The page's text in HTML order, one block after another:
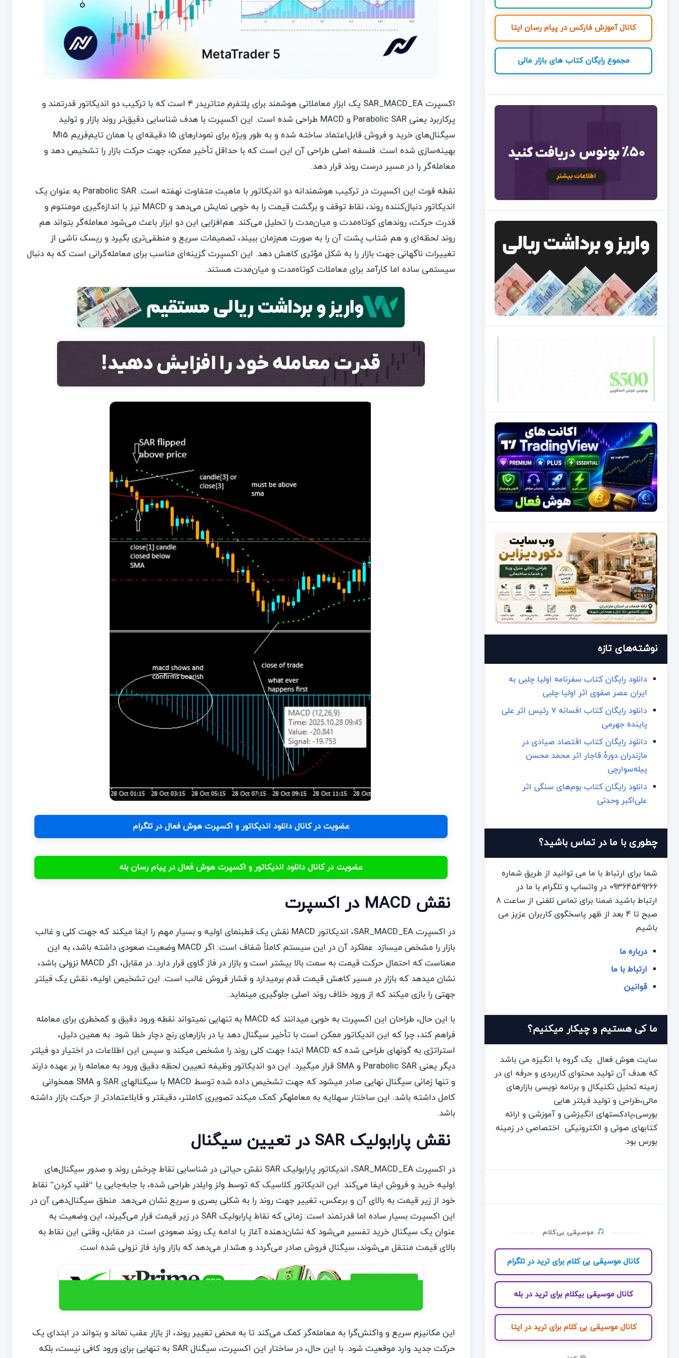
اکسپرت SAR_MACD_EA یک ابزار معاملاتی هوشمند برای پلتفرم متاتریدر ۴ است که با ترکیب دو اندیکاتور قدرتمند و
پرکاربرد یعنی Parabolic SAR و MACD طراحی شده است. این اکسپرت با هدف شناسایی دقیق‌تر روند بازار و تولید
سیگنال‌های خرید و فروش قابل‌اعتماد ساخته شده و به طور ویژه برای نمودارهای ۱۵ دقیقه‌ای یا همان تایم‌فریم M15
بهینه‌سازی شده است. فلسفه اصلی طراحی آن این است که با حداقل تأخیر ممکن، جهت حرکت بازار را تشخیص دهد و
معامله‌گر را در مسیر درست روند قرار دهد.
نقطه قوت این اکسپرت در ترکیب هوشمندانه دو اندیکاتور با ماهیت متفاوت نهفته است. Parabolic SAR به عنوان یک
اندیکاتور دنبال‌کننده روند، نقاط توقف و برگشت قیمت را به خوبی نمایش می‌دهد و MACD نیز با اندازه‌گیری مومنتوم و
قدرت حرکت، روندهای کوتاه‌مدت و میان‌مدت را تحلیل می‌کند. هم‌افزایی این دو ابزار باعث می‌شود معامله‌گر بتواند هم
روند لحظه‌ای و هم شتاب پشت آن را به صورت هم‌زمان ببیند، تصمیمات سریع و منطقی‌تری بگیرد و ریسک ناشی از
تغییرات ناگهانی جهت بازار را به شکل مؤثری کاهش دهد. این اکسپرت گزینه‌ای مناسب برای معامله‌گرانی است که به دنبال
سیستمی ساده اما کارآمد برای معاملات کوتاه‌مدت و میان‌مدت هستند.
عضویت در کانال دانلود اندیکاتور و اکسپرت هوش فعال در تلگرام
عضویت در کانال دانلود اندیکاتور و اکسپرت هوش فعال در پیام رسان بله
نقش MACD در اکسپرت
در اکسپرت SAR_MACD_EA، اندیکاتور MACD نقش یک قطبنمای اولیه و بسیار مهم را ایفا میکند که جهت کلی و غالب
بازار را مشخص میسازد. عملکرد آن در این سیستم کاملاً شفاف است: اگر MACD وضعیت صعودی داشته باشد، به این
معناست که احتمال حرکت قیمت به سمت بالا بیشتر است و بازار در فاز گاوی قرار دارد. در مقابل، اگر MACD نزولی باشد،
نشان میدهد که بازار در مسیر کاهش قیمت قدم برمیدارد و فشار فروش غالب است. این تشخیص اولیه، نقش یک فیلتر
جهتی را بازی میکند که از ورود خلاف روند اصلی جلوگیری مینماید.
با این حال، طراحان این اکسپرت به خوبی میدانند که MACD به تنهایی نمیتواند نقطه ورود دقیق و کمخطری برای معامله
فراهم کند، چرا که این اندیکاتور ممکن است با تأخیر سیگنال دهد یا در بازارهای رنج دچار خطا شود. به همین دلیل،
استراتژی به گونهای طراحی شده که MACD ابتدا جهت کلی روند را مشخص میکند و سپس این اطلاعات در اختیار دو فیلتر
دیگر یعنی Parabolic SAR و SMA قرار میگیرد. این دو اندیکاتور وظیفه تعیین لحظه دقیق ورود به معامله را بر عهده دارند
و تنها زمانی سیگنال نهایی صادر میشود که جهت تشخیص داده شده توسط MACD با سیگنالهای SAR و SMA همخوانی
کامل داشته باشد. این ساختار سهلایه به معاملهگر کمک میکند تصویری کاملتر، دقیقتر و قابلاعتمادتر از حرکت بازار داشته
باشد.
نقش پارابولیک SAR در تعیین سیگنال
در اکسپرت SAR_MACD_EA، اندیکاتور پارابولیک SAR نقش حیاتی در شناسایی نقاط چرخش روند و صدور سیگنال‌های
اولیه خرید و فروش ایفا می‌کند. این اندیکاتور کلاسیک که توسط ولز وایلدر طراحی شده، با جابه‌جایی یا “فلپ کردن” نقاط
خود از زیر قیمت به بالای آن و برعکس، تغییر جهت روند را به شکلی بصری و سریع نشان می‌دهد. منطق سیگنال‌دهی آن در
این اکسپرت بسیار ساده اما قدرتمند است: زمانی که نقاط پارابولیک SAR در زیر قیمت قرار می‌گیرند، این وضعیت به
عنوان یک سیگنال خرید تفسیر می‌شود که نشان‌دهنده آغاز یا ادامه یک روند صعودی است. در مقابل، وقتی این نقاط به
بالای قیمت منتقل می‌شوند، سیگنال فروش صادر می‌گردد و هشدار می‌دهد که بازار وارد فاز نزولی شده است.
این مکانیزم سریع و واکنش‌گرا به معامله‌گر کمک می‌کند تا به محض تغییر روند، از بازار عقب نماند و بتواند در ابتدای یک
حرکت جدید وارد موقعیت شود. با این حال، در ساختار این اکسپرت، سیگنال SAR به تنهایی برای ورود کافی نیست، بلکه
کانال آموزش فارکس در پیام رسان ایتا
مجموع رایگان کتاب های بازار مالی
نوشته‌های تازه
دانلود رایگان کتاب سفرنامه اولیا چلبی به
ایران عصر صفوی اثر اولیا چلبی
دانلود رایگان کتاب افسانه ۷ رئیس اثر علی
پاینده جهرمی
دانلود رایگان کتاب اقتصاد صیادی در
مازندران دورۀ قاجار اثر محمد محسن
پیله‌سوارچی
دانلود رایگان کتاب بوم‌های سنگی اثر
علی‌اکبر وحدتی
چطوری با ما در تماس باشید؟
شما برای ارتباط با ما می توانید از طریق شماره
09364549266 در واتساپ و تلگرام با ما در
ارتباط باشید ضمنا برای تماس تلفنی از ساعت 8
صبح تا 4 بعد از ظهر پاسخگوی کاربران عزیز می
باشیم
درباره ما
ارتباط با ما
قوانین
ما کی هستیم و چیکار میکنیم؟
سایت هوش فعال یک گروه با انگیزه می باشد
که هدف آن تولید محتوای کاربردی و حرفه ای در
زمینه تحلیل تکنیکال و برنامه نویسی بازارهای
مالی،طراحی و تولید فیلتر هایی
بورسی،پادکستهای انگیزشی و آموزشی و ارائه
کتابهای صوتی و الکترونیکی اختصاصی در زمینه
بورس بود.
موسیقی بی‌کلام
کانال موسیقی بی کلام برای ترید در تلگرام
کانال موسیقی بیکلام برای ترید در بله
کانال موسیقی بی کلام برای ترید در ایتا